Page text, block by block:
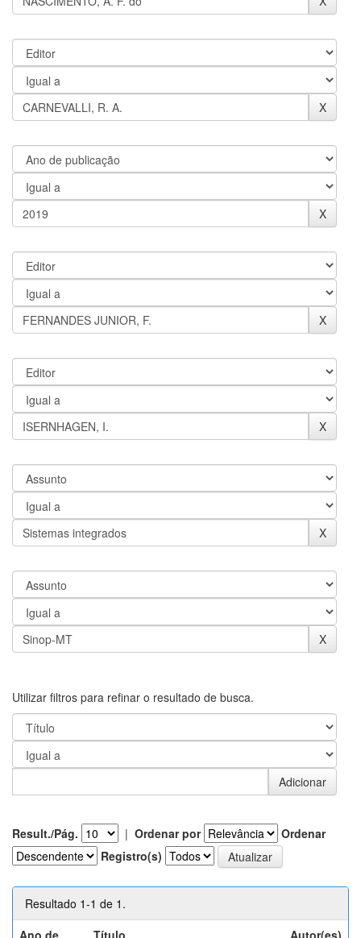
Utilizar filtros para refinar o resultado de busca.
Result./Pág. | Ordenar por
Ordenar
Registro(s)
Resultado 1-1 de 1.
Ano de
Título Autor(es)